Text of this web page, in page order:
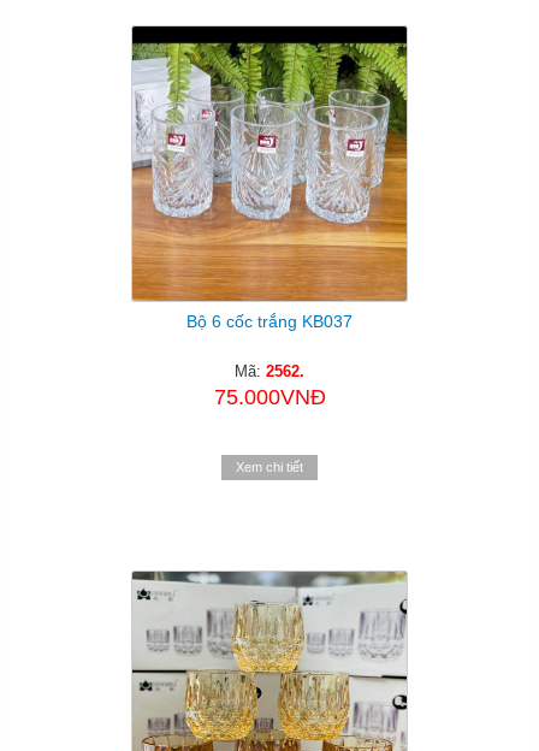
Bộ 6 cốc trắng KB037
Mã: 2562.
75.000VNĐ
Xem chi tiết